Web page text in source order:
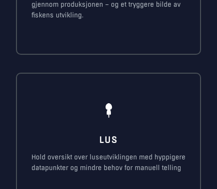
gjennom produksjonen – og et tryggere bilde av
fiskens utvikling.
LUS
Hold oversikt over luseutviklingen med hyppigere
datapunkter og mindre behov for manuell telling